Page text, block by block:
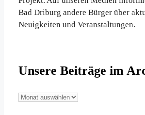
Bad Driburg andere Bürger über
Neuigkeiten und Veranstaltungen.
Unsere Beiträge im
Unsere